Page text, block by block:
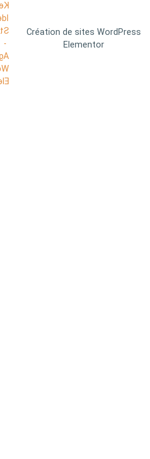
Création de sites WordPress
Elementor